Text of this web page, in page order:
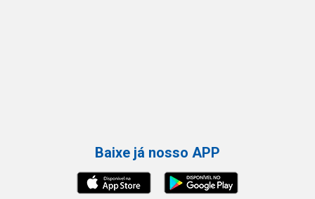
Baixe já nosso APP